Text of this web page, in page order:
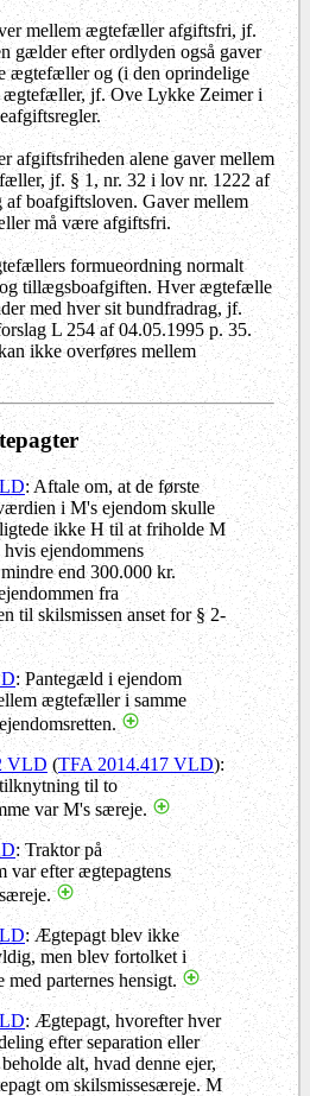
mellem ægtefæller afgiftsfri, jf.
gælder efter ordlyden også gaver
ægtefæller og (i den oprindelige
ægtefæller, jf. Ove Lykke Zeimer i
afgiftsfriheden alene gaver mellem
jf. § 1, nr. 32 i lov nr. 1222 af
boafgiftsloven. Gaver mellem
må være afgiftsfri.
formueordning normalt
tillægsboafgiften. Hver ægtefælle
med hver sit bundfradrag, jf.
L 254 af 04.05.1995 p. 35.
ikke overføres mellem
: Aftale om, at de første
i M's ejendom skulle
ikke H til at friholde M
ejendommens
end 300.000 kr.
fra
til skilsmissen anset for § 2-
: Pantegæld i ejendom
ægtefæller i samme
VLD (TFA 2014.417 VLD):
til to
var M's særeje.
: Traktor på
var efter ægtepagtens
: Ægtepagt blev ikke
men blev fortolket i
med parternes hensigt.
: Ægtepagt, hvorefter hver
efter separation eller
alt, hvad denne ejer,
om skilsmissesæreje. M